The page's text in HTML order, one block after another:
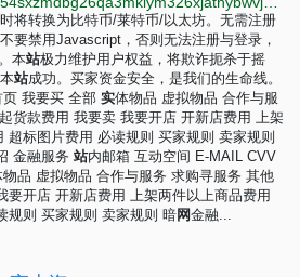
将转换为比特币/莱特币/以太坊。无需注册
要禁用Javascript，否则无法注册与登录，
本站极力维护用户权益，将欺诈扼杀于摇
站成功。买家资金安全，是我们的生命线。
我要买 全部 实体物品 虚拟物品 合作与服
货款费用 我要卖 我要开店 开新店费用 上架
超标图片费用 必读规则 买家规则 卖家规则
金融服务 站内邮箱 互动空间 E-MAIL CVV
物品 虚拟物品 合作与服务 求购寻服务 其他
要开店 开新店费用 上架两件以上商品费用
规则 买家规则 卖家规则 暗网金融...